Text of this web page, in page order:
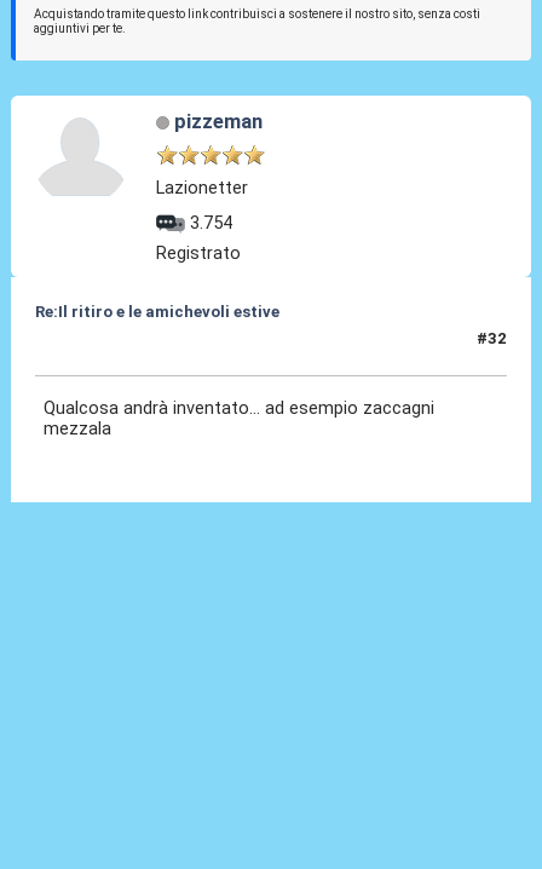
Acquistando tramite questo link contribuisci a sostenere il nostro sito, senza costi
aggiuntivi per te.
pizzeman
Lazionetter
3.754
Registrato
Re:Il ritiro e le amichevoli estive
#32
Qualcosa andrà inventato... ad esempio zaccagni
mezzala